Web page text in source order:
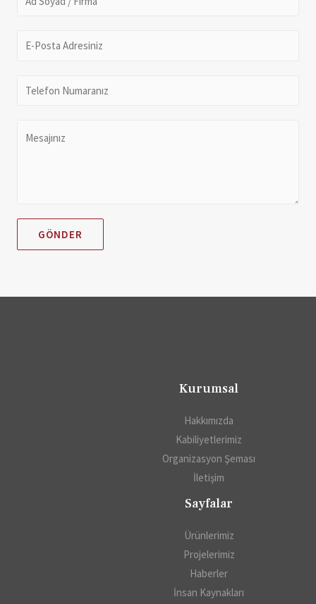
GÖNDER
Kurumsal
Hakkımızda
Kabiliyetlerimiz
Organizasyon Şeması
İletişim
Sayfalar
Ürünlerimiz
Projelerimiz
Haberler
İnsan Kaynakları